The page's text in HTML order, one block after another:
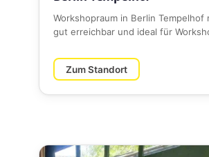
Workshopraum in Berlin Tempelhof
gut erreichbar und ideal für
Zum Standort